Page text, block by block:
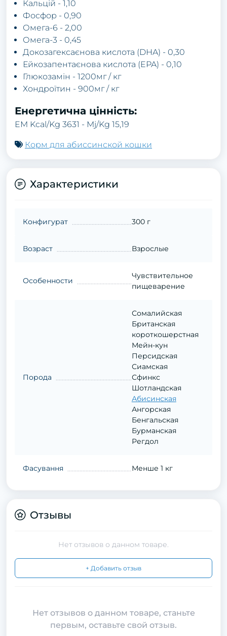
Кальцій - 1,10
Фосфор - 0,90
Омега-6 - 2,00
Омега-3 - 0,45
Докозагексаєнова кислота (DHA) - 0,30
Ейкозапентаєнова кислота (EPA) - 0,10
Глюкозамін - 1200мг / кг
Хондроїтин - 900мг / кг
Енергетична цінність:
EM Kcal/Kg 3631 - Mj/Kg 15,19
Корм для абиссинской кошки
Характеристики
Конфигурат 300 г
Возраст Взрослые
Особенности
Чувствительное
пищеварение
Порода
Сомалийская
Британская
короткошерстная
Мейн-кун
Персидская
Сиамская
Сфинкс
Шотландская
Абисинская
Ангорская
Бенгальская
Бурманская
Регдол
Фасування Менше 1 кг
Отзывы
Нет отзывов о данном товаре.
+ Добавить отзыв
Нет отзывов о данном товаре, станьте
первым, оставьте свой отзыв.